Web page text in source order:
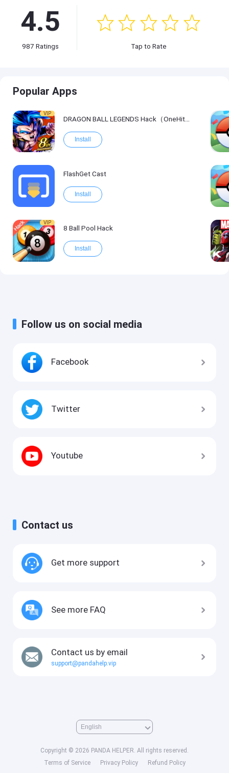
4.5
987 Ratings Tap to Rate
Popular Apps
VIP
DRAGON BALL LEGENDS Hack（OneHitKill）
Install
FlashGet Cast
Install
VIP
8 Ball Pool Hack
Install
Follow us on social media
Facebook
Twitter
Youtube
Contact us
Get more support
See more FAQ
Contact us by email
support@pandahelp.vip
Copyright © 2026 PANDA HELPER. All rights reserved.
Terms of Service
Privacy Policy Refund Policy